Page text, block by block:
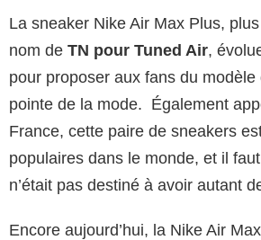
La sneaker Nike Air Max Plus,
nom de TN pour Tuned Air,
pour proposer aux fans du modèle
pointe de la mode. Également
France, cette paire de sneakers
populaires dans le monde, et il
n’était pas destiné à avoir autant
Encore aujourd’hui, la Nike Air